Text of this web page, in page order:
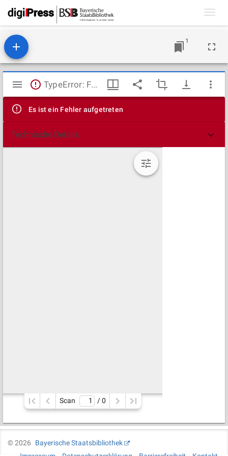
1
Mirador
Viewer
TypeError: Failed to fetch
Es ist ein Fehler aufgetreten
Technische Details
Scan / 0
©2026
Bayerische Staatsbibliothek